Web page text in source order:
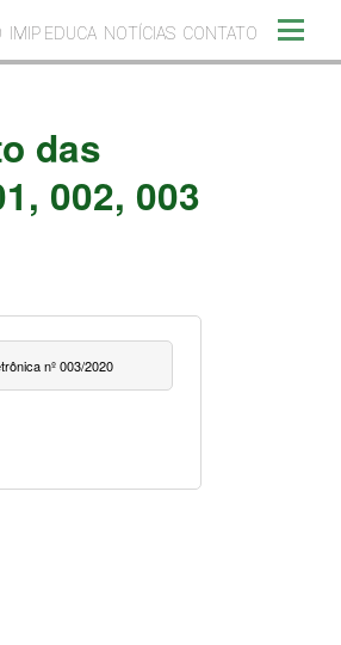
IMIP EDUCA NOTÍCIAS CONTATO
das
002, 003
nº 003/2020